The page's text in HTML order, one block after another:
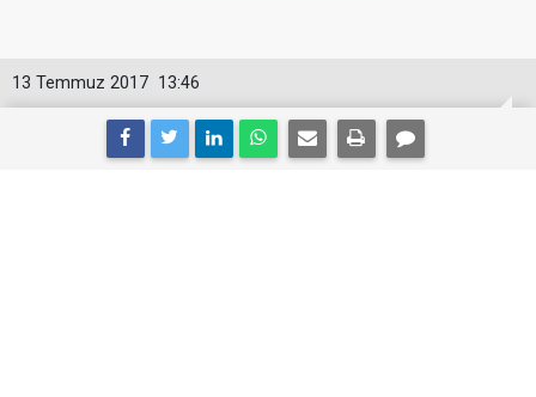
13:46
13 Temmuz 2017